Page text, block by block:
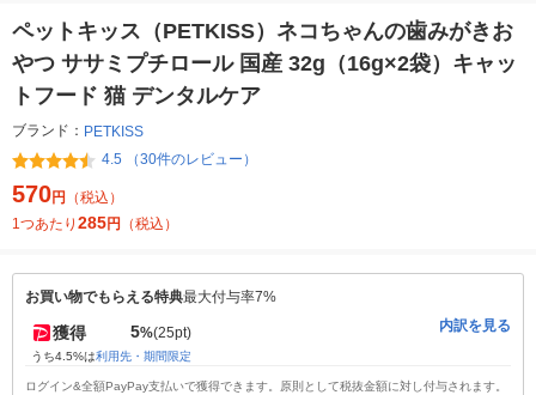
ペットキッス（PETKISS）ネコちゃんの歯みがきお
やつ ササミプチロール 国産 32g（16g×2袋）キャッ
トフード 猫 デンタルケア
ブランド： PETKISS
4.5 （30件のレビュー）
570円
（税込）
1つあたり 285円 （税込）
お買い物でもらえる特典最大付与率7%
獲得 5%(25pt)
うち4.5%は利用先・期間限定
内訳を見る
ログイン&全額PayPay支払いで獲得できます。原則として税抜金額に対し付与されます。